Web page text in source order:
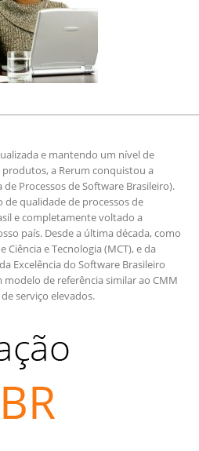
e mantendo um nível de
produtos, a Rerum conquistou a
Processos de Software Brasileiro).
de qualidade de processos de
e completamente voltado a
país. Desde a última década, como
e Tecnologia (MCT), e da
Excelência do Software Brasileiro
modelo de referência similar ao CMM
serviço elevados.